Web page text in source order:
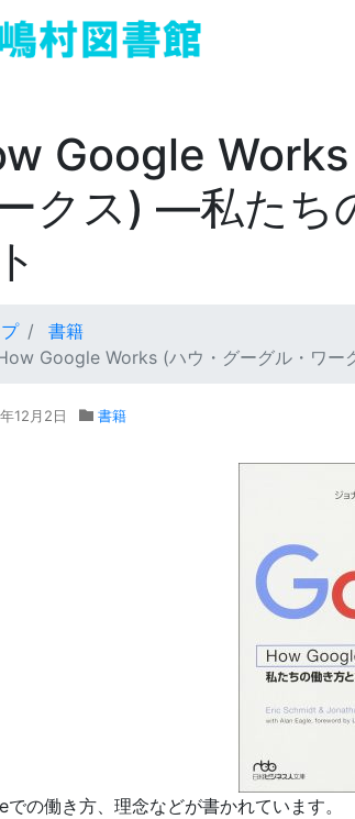
Google Works
クス) ―私たち
書籍
Google Works (ハウ・グーグル・ワー
12月2日 書籍
での働き方、理念などが書かれています。